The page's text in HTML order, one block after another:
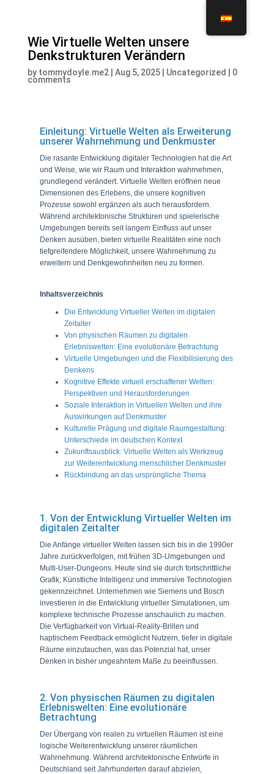
Wie Virtuelle Welten unsere
Denkstrukturen Verändern
by tommydoyle.me2| Aug 5, 2025| Uncategorized 0
comments
Einleitung: Virtuelle Welten als Erweiterung
unserer Wahrnehmung und Denkmuster
Die rasante Entwicklung digitaler Technologien hat die Art
und Weise, wie wir Raum und Interaktion wahrnehmen,
grundlegend verändert. Virtuelle Welten eröffnen neue
Dimensionen des Erlebens, die unsere kognitiven
Prozesse sowohl ergänzen als auch herausfordern.
Während architektonische Strukturen und spielerische
Umgebungen bereits seit langem Einfluss auf unser
Denken ausüben, bieten virtuelle Realitäten eine noch
tiefgreifendere Möglichkeit, unsere Wahrnehmung zu
erweitern und Denkgewohnheiten neu zu formen.
Inhaltsverzeichnis
Die Entwicklung Virtueller Welten im digitalen
Zeitalter
Von physischen Räumen zu digitalen
Erlebniswelten: Eine evolutionäre Betrachtung
Virtuelle Umgebungen und die Flexibilisierung des
Denkens
Kognitive Effekte virtuell erschaffener Welten:
Perspektiven und Herausforderungen
Soziale Interaktion in Virtuellen Welten und ihre
Auswirkungen auf Denkmuster
Kulturelle Prägung und digitale Raumgestaltung:
Unterschiede im deutschen Kontext
Zukunftsausblick: Virtuelle Welten als Werkzeug
zur Weiterentwicklung menschlicher Denkmuster
Rückbindung an das ursprüngliche Thema
1. Von der Entwicklung Virtueller Welten im
digitalen Zeitalter
Die Anfänge virtueller Welten lassen sich bis in die 1990er
Jahre zurückverfolgen, mit frühen 3D-Umgebungen und
Multi-User-Dungeons. Heute sind sie durch fortschrittliche
Grafik, Künstliche Intelligenz und immersive Technologien
gekennzeichnet. Unternehmen wie Siemens und Bosch
investieren in die Entwicklung virtueller Simulationen, um
komplexe technische Prozesse anschaulich zu machen.
Die Verfügbarkeit von Virtual-Reality-Brillen und
haptischem Feedback ermöglicht Nutzern, tiefer in digitale
Räume einzutauchen, was das Potenzial hat, unser
Denken in bisher ungeahntem Maße zu beeinflussen.
2. Von physischen Räumen zu digitalen
Erlebniswelten: Eine evolutionäre
Betrachtung
Der Übergang von realen zu virtuellen Räumen ist eine
logische Weiterentwicklung unserer räumlichen
Wahrnehmung. Während architektonische Entwürfe in
Deutschland seit Jahrhunderten darauf abzielen,